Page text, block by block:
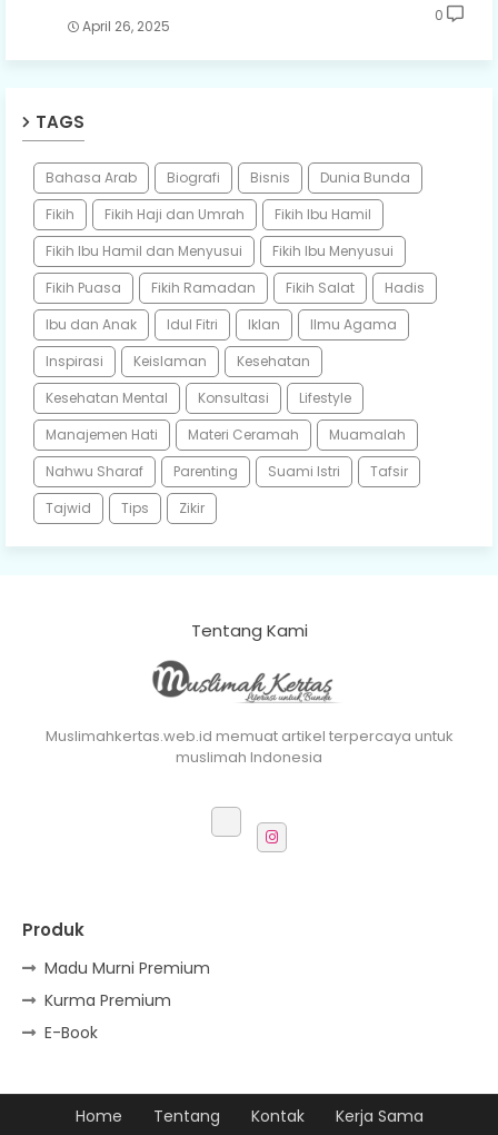
April 26, 2025
0
TAGS
Bahasa Arab Biografi Bisnis
Dunia Bunda
Fikih
Fikih Haji dan Umrah
Fikih Ibu Hamil
Fikih Ibu Hamil dan Menyusui
Fikih Ibu Menyusui
Fikih Puasa
Fikih Ramadan Fikih Salat
Hadis
Ibu dan Anak
Idul Fitri Iklan
Ilmu Agama
Inspirasi
Keislaman
Kesehatan
Kesehatan Mental
Konsultasi
Lifestyle
Manajemen Hati
Materi Ceramah
Muamalah
Nahwu Sharaf
Parenting Suami Istri
Tafsir
Tajwid
Tips Zikir
Tentang Kami
Muslimahkertas.web.id memuat artikel terpercaya untuk
muslimah Indonesia
Produk
Madu Murni Premium
Kurma Premium
E-Book
Home Tentang Kontak
Kerja Sama